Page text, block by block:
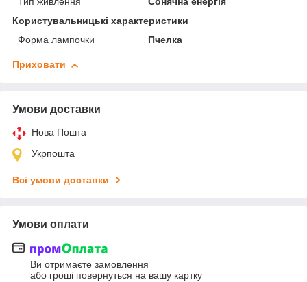
Користувальницькі характеристики
Форма лампочки
Пчелка
Приховати
Умови доставки
Нова Пошта
Укрпошта
Всі умови доставки
Умови оплати
Ви отримаєте замовлення
або гроші повернуться на вашу картку